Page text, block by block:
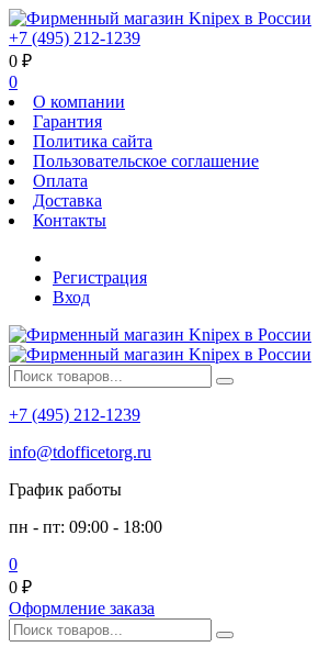
+7 (495) 212-1239
0 ₽
0
О компании
Гарантия
Политика сайта
Пользовательское соглашение
Оплата
Доставка
Контакты
Регистрация
Вход
+7 (495) 212-1239
info@tdofficetorg.ru
График работы
пн - пт: 09:00 - 18:00
0
0 ₽
Оформление заказа